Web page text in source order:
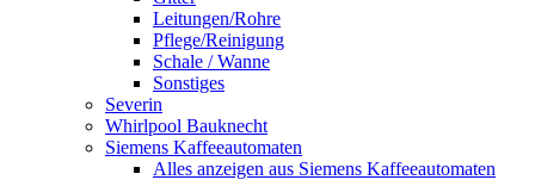
Leitungen/Rohre
Pflege/Reinigung
Schale / Wanne
Sonstiges
Severin
Whirlpool Bauknecht
Siemens Kaffeeautomaten
Alles anzeigen aus Siemens Kaffeeautomaten